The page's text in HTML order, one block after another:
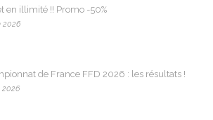
en illimité !! Promo -50%
2026
de France FFD 2026 : les résultats !
2026